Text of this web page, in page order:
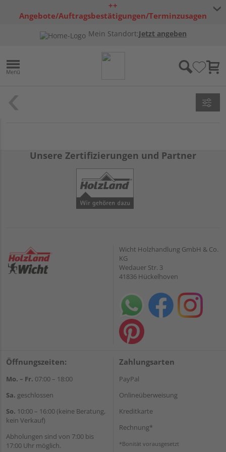
++
Angebote/Auftragsbestätigungen/Terminzusagen
Mein Standort:Jetzt angeben
Unsere Zertifizierungen und Partner
Wicht Holzhandlung GmbH & Co.
KG
Wedauer Str. 3
41836 Hückelhoven
Öffnungszeiten:
Mo. – Fr. 07:00 – 18:00
Sa. geschlossen
So. 10:00 – 16:00 (keine Beratung,
kein Verkauf)
Abholungen sind von 7:00 bis
17:00 Uhr möglich.
Zahlungsarten
PayPal
Onlineüberweisung
Kreditkarte
Rechnung*
*Bonität vorausgesetzt